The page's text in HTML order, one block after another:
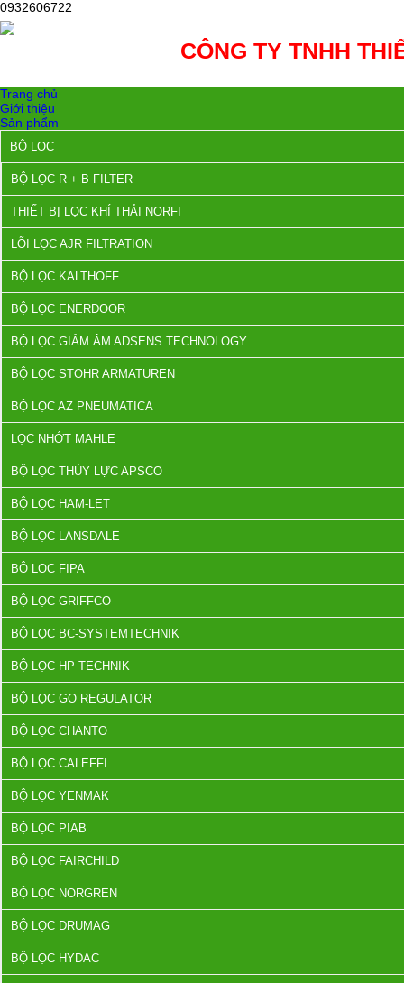
0932606722
CÔNG TY TNHH
Trang chủ
Giới thiệu
Sản phẩm
BỘ LỌC
BỘ LỌC R + B FILTER
THIẾT BỊ LỌC KHÍ THẢI NORFI
LÕI LỌC AJR FILTRATION
BỘ LỌC KALTHOFF
BỘ LỌC ENERDOOR
BỘ LỌC GIẢM ÂM ADSENS TECHNOLOGY
BỘ LỌC STOHR ARMATUREN
BỘ LỌC AZ PNEUMATICA
LỌC NHỚT MAHLE
BỘ LỌC THỦY LỰC APSCO
BỘ LỌC HAM-LET
BỘ LỌC LANSDALE
BỘ LỌC FIPA
BỘ LỌC GRIFFCO
BỘ LỌC BC-SYSTEMTECHNIK
BỘ LỌC HP TECHNIK
BỘ LỌC GO REGULATOR
BỘ LỌC CHANTO
BỘ LỌC CALEFFI
BỘ LỌC YENMAK
BỘ LỌC PIAB
BỘ LỌC FAIRCHILD
BỘ LỌC NORGREN
BỘ LỌC DRUMAG
BỘ LỌC HYDAC